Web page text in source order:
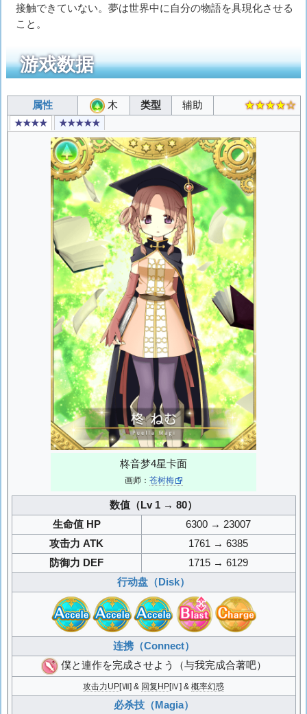
接触できていない。夢は世界中に自分の物語を具現化させる
こと。
游戏数据
属性 木 类型 辅助 ★★★★☆
★★★★ ★★★★★
柊音梦4星卡面
画师： 苍树梅
数值（Lv 1 → 80）
生命值 HP
6300 → 23007
攻击力 ATK
1761 → 6385
防御力 DEF
1715 → 6129
行动盘（Disk）
连携（Connect）
僕と連作を完成させよう
（与我完成合著吧）
攻击力UP[Ⅶ] & 回复HP[Ⅳ] & 概率幻惑
必杀技（Magia）